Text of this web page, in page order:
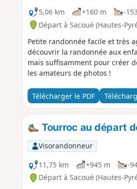
5,06 km
+160 m -
Départ à Sacoué (Hautes-
Petite randonnée facile et très
découvrir la randonnée aux
mais suffisamment pour créer
les amateurs de photos !
Télécharger le PDF
Tourroc au départ
Visorandonneur
11,75 km
+945 m -
Départ à Sacoué (Hautes-